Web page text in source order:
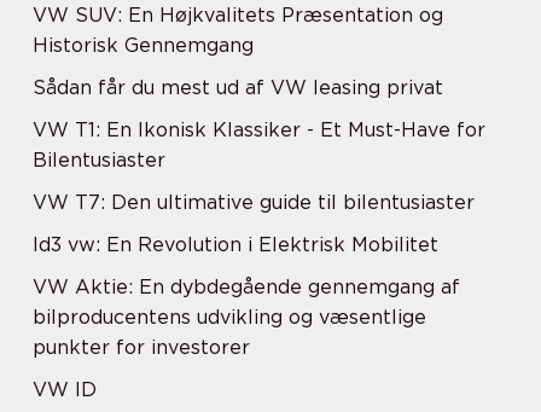
VW SUV: En Højkvalitets Præsentation og
Historisk Gennemgang
Sådan får du mest ud af VW leasing privat
VW T1: En Ikonisk Klassiker - Et Must-Have for
Bilentusiaster
VW T7: Den ultimative guide til bilentusiaster
Id3 vw: En Revolution i Elektrisk Mobilitet
VW Aktie: En dybdegående gennemgang af
bilproducentens udvikling og væsentlige
punkter for investorer
VW ID